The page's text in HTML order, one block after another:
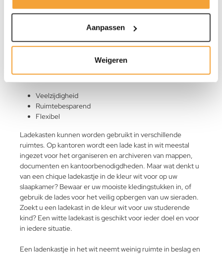
Aanpassen
Weigeren
geschikt is voor meerdere doeleinden. Niet alleen op
kantoren zie je regelmatig een lade kast in het wit. Ook op
scholen, in ziekenhuizen of winkels maakt men graag
gebruik van de functionaliteit van ladenkasten in de kleur
Met de aanschaf van dit meubel kiest u voor een ladekast
die beschikt over de volgende eigenschappen:
Veelzijdigheid
Ruimtebesparend
Flexibel
Ladekasten kunnen worden gebruikt in verschillende
ruimtes. Op kantoren wordt een lade kast in wit meestal
ingezet voor het organiseren en archiveren van mappen,
documenten en kantoorbenodigdheden. Maar wat denkt u
van een chique ladekastje in de kleur wit voor op uw
slaapkamer? Bewaar er uw mooiste kledingstukken in, of
gebruik de lades voor het veilig opbergen van uw sieraden.
Zoekt u een ladekast in de kleur wit voor uw studerende
kind? Een witte ladekast is geschikt voor ieder doel en voor
in iedere situatie.
Een ladenkastje in het wit neemt weinig ruimte in beslag en